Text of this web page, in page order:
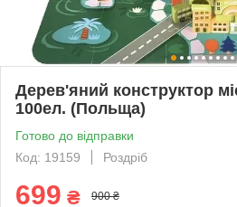
Дерев'яний конструктор
100ел. (Польща)
Готово до відправки
Код: 19159
Роздріб
699 ₴ 900 ₴